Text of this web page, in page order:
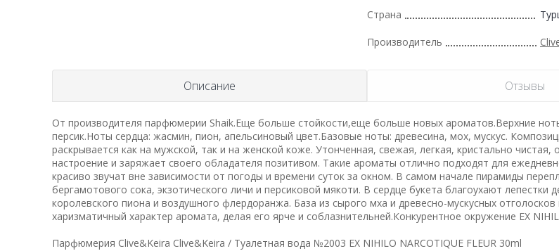
Страна
Производитель
Описание Отзывы
От производителя парфюмерии Shaik.Еще больше стойкости,еще больше новых ароматов.Верхние
персик.Ноты сердца: жасмин, пион, апельсиновый цвет.Базовые ноты: древесина, мох, мускус.
раскрывается как на мужской, так и на женской коже. Утонченная, свежая, легкая, кристально чистая,
настроение и заряжает своего обладателя позитивом. Такие ароматы отлично подходят для
красиво звучат вне зависимости от погоды и времени суток за окном. В самом начале пирамиды
бергамотового сока, экзотического личи и персиковой мякоти. В сердце букета благоухают лепестки
королевского пиона и воздушного флердоранжа. База из сырого мха и древесно-мускусных отголосков
харизматичный характер аромата, делая его ярче и соблазнительней.Конкурентное окружение EX
Парфюмерия Clive&Keira Clive&Keira / Туалетная вода №2003 EX NIHILO NARCOTIQUE FLEUR 30ml